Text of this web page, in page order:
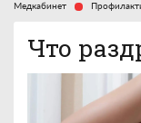
Медкабинет
Что